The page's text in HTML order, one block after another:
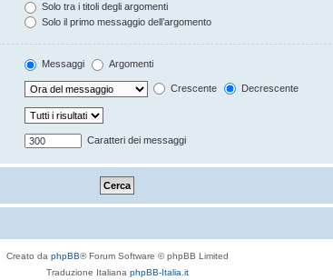
Solo tra i titoli degli argomenti
Solo il primo messaggio dell’argomento
Messaggi Argomenti
Crescente Decrescente
Caratteri dei messaggi
Creato da phpBB® Forum Software © phpBB Limited
Traduzione Italiana phpBB-Italia.it